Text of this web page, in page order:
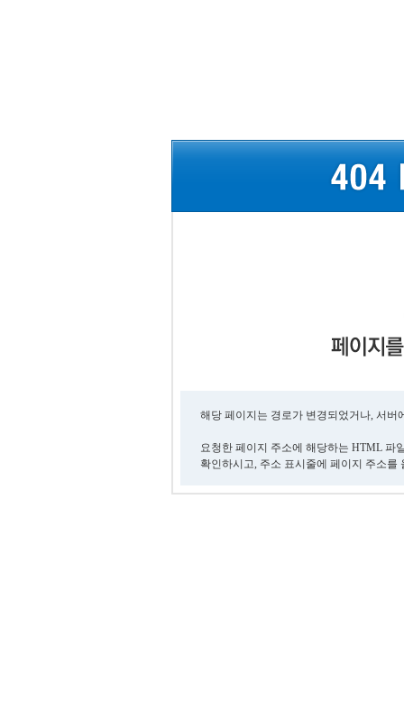
해당 페이지는 경로가 변경되었거나, 서
요청한 페이지 주소에 해당하는 HTML 파
확인하시고, 주소 표시줄에 페이지 주소